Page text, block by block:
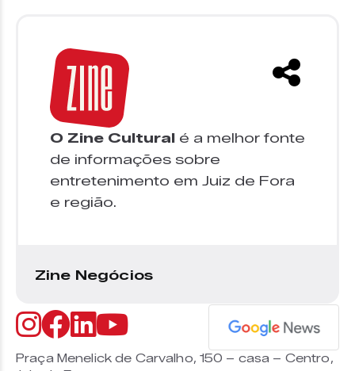
O Zine Cultural é a melhor fonte
de informações sobre
entretenimento em Juiz de Fora
e região.
Zine Negócios
Praça Menelick de Carvalho, 150 – casa – Centro,